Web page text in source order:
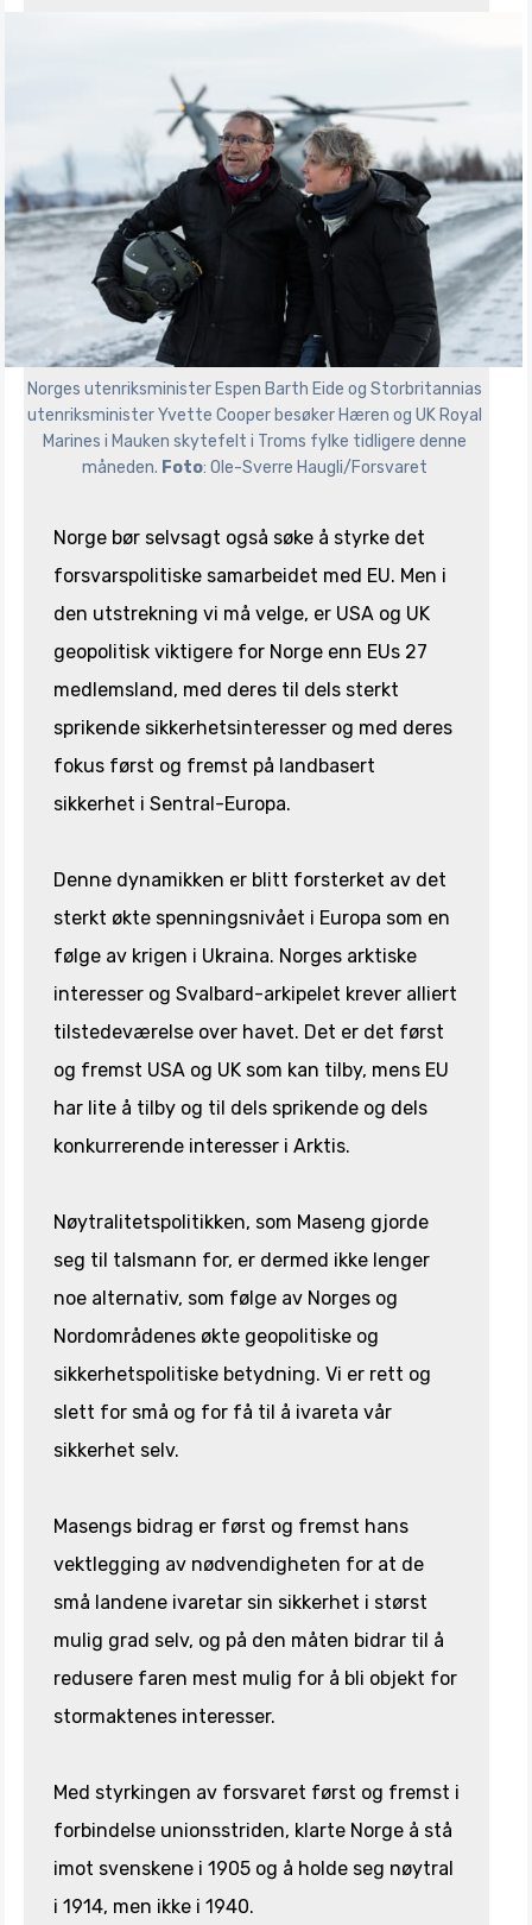
Norges utenriksminister Espen Barth Eide og Storbritannias
utenriksminister Yvette Cooper besøker Hæren og UK Royal
Marines i Mauken skytefelt i Troms fylke tidligere denne
måneden. Foto: Ole-Sverre Haugli/Forsvaret
Norge bør selvsagt også søke å styrke det
forsvarspolitiske samarbeidet med EU. Men i
den utstrekning vi må velge, er USA og UK
geopolitisk viktigere for Norge enn EUs 27
medlemsland, med deres til dels sterkt
sprikende sikkerhetsinteresser og med deres
fokus først og fremst på landbasert
sikkerhet i Sentral-Europa.
Denne dynamikken er blitt forsterket av det
sterkt økte spenningsnivået i Europa som en
følge av krigen i Ukraina. Norges arktiske
interesser og Svalbard-arkipelet krever alliert
tilstedeværelse over havet. Det er det først
og fremst USA og UK som kan tilby, mens EU
har lite å tilby og til dels sprikende og dels
konkurrerende interesser i Arktis.
Nøytralitetspolitikken, som Maseng gjorde
seg til talsmann for, er dermed ikke lenger
noe alternativ, som følge av Norges og
Nordområdenes økte geopolitiske og
sikkerhetspolitiske betydning. Vi er rett og
slett for små og for få til å ivareta vår
sikkerhet selv.
Masengs bidrag er først og fremst hans
vektlegging av nødvendigheten for at de
små landene ivaretar sin sikkerhet i størst
mulig grad selv, og på den måten bidrar til å
redusere faren mest mulig for å bli objekt for
stormaktenes interesser.
Med styrkingen av forsvaret først og fremst i
forbindelse unionsstriden, klarte Norge å stå
imot svenskene i 1905 og å holde seg nøytral
i 1914, men ikke i 1940.